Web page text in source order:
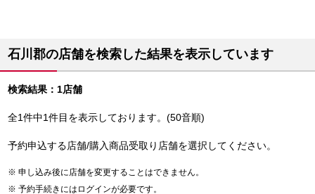
石川郡の店舗を検索した結果を表示しています
検索結果：1店舗
全1件中1件目を表示しております。(50音順)
予約申込する店舗/購入商品受取り店舗を選択してください。
申し込み後に店舗を変更することはできません。
予約手続きにはログインが必要です。